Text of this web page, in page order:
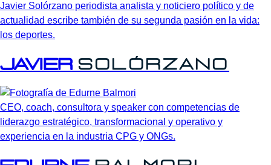
Javier Solórzano periodista analista y noticiero político y de
actualidad escribe también de su segunda pasión en la vida:
los deportes.
Javier Solórzano
CEO, coach, consultora y speaker con competencias de
liderazgo estratégico, transformacional y operativo y
experiencia en la industria CPG y ONGs.